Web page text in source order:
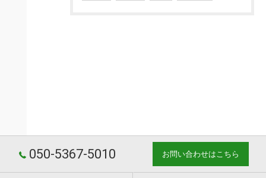
050-5367-5010 お問い合わせはこちら